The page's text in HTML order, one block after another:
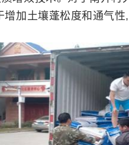
加土壤蓬松度和通气